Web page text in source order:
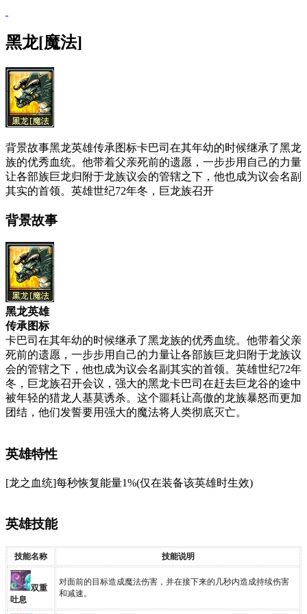
黑龙[魔法]
背景故事黑龙英雄传承图标卡巴司在其年幼的时候继承了黑龙
族的优秀血统。他带着父亲死前的遗愿，一步步用自己的力量
让各部族巨龙归附于龙族议会的管辖之下，他也成为议会名副
其实的首领。英雄世纪72年冬，巨龙族召开
背景故事
黑龙英雄
传承图标
卡巴司在其年幼的时候继承了黑龙族的优秀血统。他带着父亲
死前的遗愿，一步步用自己的力量让各部族巨龙归附于龙族议
会的管辖之下，他也成为议会名副其实的首领。英雄世纪72年
冬，巨龙族召开会议，强大的黑龙卡巴司在赶去巨龙谷的途中
被年轻的猎龙人基莫诱杀。这个噩耗让高傲的龙族暴怒而更加
团结，他们发誓要用强大的魔法将人类彻底灭亡。
英雄特性
[龙之血统]每秒恢复能量1%(仅在装备该英雄时生效)
英雄技能
技能名称 技能说明
双重
吐息
对面前的目标造成魔法伤害，并在接下来的几秒内造成持续伤害
和减速。